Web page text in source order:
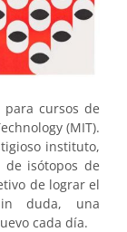
para cursos de
(MIT).
instituto,
de isótopos de
de lograr el
duda, una
cada día.